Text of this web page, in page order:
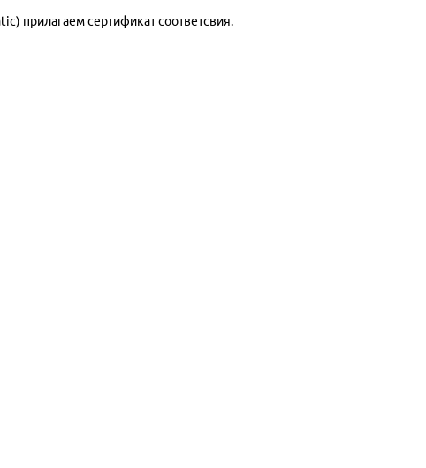
прилагаем сертификат соответсвия.